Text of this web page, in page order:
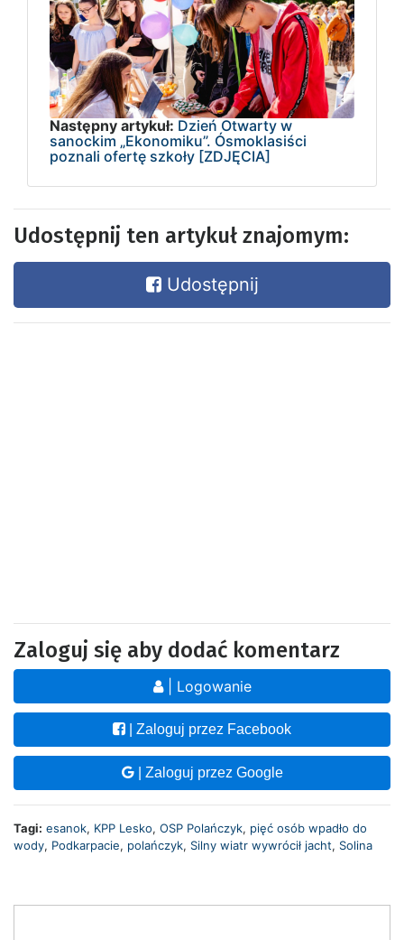
Następny artykuł: Dzień Otwarty w
sanockim „Ekonomiku”. Ósmoklasiści
poznali ofertę szkoły [ZDJĘCIA]
Udostępnij ten artykuł znajomym:
Udostępnij
Zaloguj się aby dodać komentarz
| Logowanie
| Zaloguj przez Facebook
| Zaloguj przez Google
Tagi: esanok, KPP Lesko, OSP Polańczyk, pięć osób wpadło do
wody, Podkarpacie, polańczyk, Silny wiatr wywrócił jacht, Solina